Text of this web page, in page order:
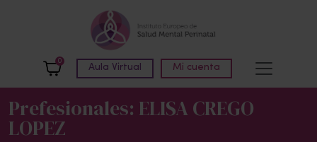
0
Aula Virtual Mi cuenta
Prefesionales: ELISA CREGO
LOPEZ